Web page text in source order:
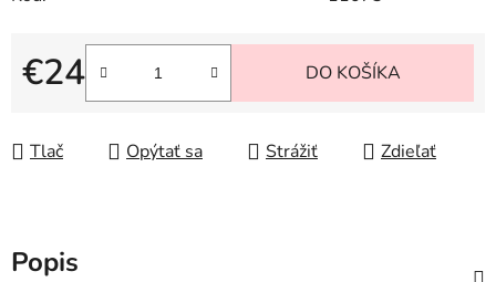
€24
Jednotková cena:
DO KOŠÍKA
Tlač Opýtať sa Strážiť Zdieľať
Popis